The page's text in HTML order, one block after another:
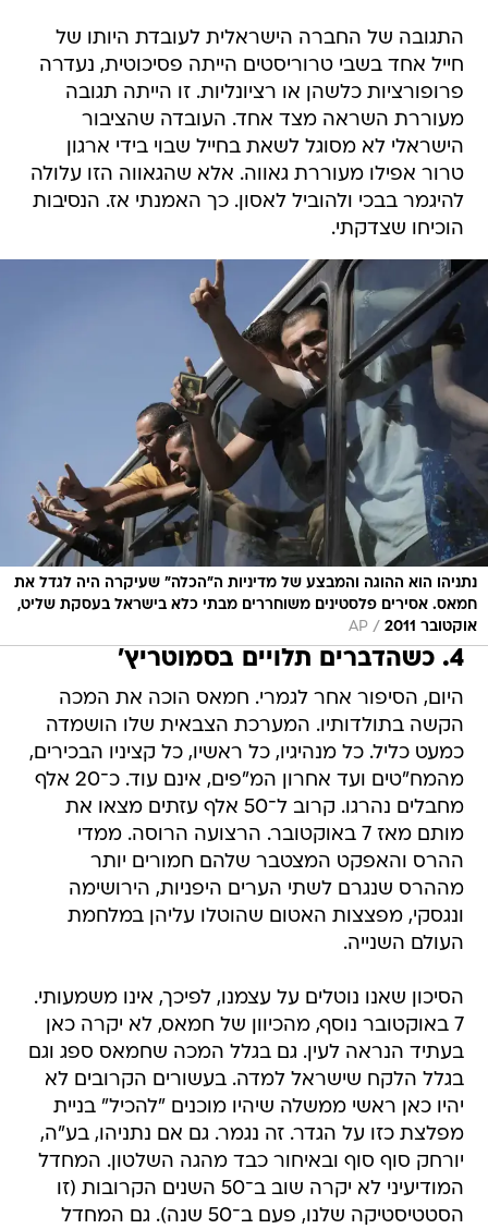
התגובה של החברה הישראלית לעובדת היותו של
חייל אחד בשבי טרוריסטים הייתה פסיכוטית, נעדרה
פרופורציות כלשהן או רציונליות. זו הייתה תגובה
מעוררת השראה מצד אחד. העובדה שהציבור
הישראלי לא מסוגל לשאת בחייל שבוי בידי ארגון
טרור אפילו מעוררת גאווה. אלא שהגאווה הזו עלולה
להיגמר בבכי ולהוביל לאסון. כך האמנתי אז. הנסיבות
הוכיחו שצדקתי.
נתניהו הוא ההוגה והמבצע של מדיניות ה"הכלה" שעיקרה היה לגדל את
חמאס. אסירים פלסטינים משוחררים מבתי כלא בישראל בעסקת שליט,
אוקטובר 2011
/
AP
4. כשהדברים תלויים בסמוטריץ'
היום, הסיפור אחר לגמרי. חמאס הוכה את המכה
הקשה בתולדותיו. המערכת הצבאית שלו הושמדה
כמעט כליל. כל מנהיגיו, כל ראשיו, כל קציניו הבכירים,
מהמח"טים ועד אחרון המ"פים, אינם עוד. כ־20 אלף
מחבלים נהרגו. קרוב ל־50 אלף עזתים מצאו את
מותם מאז 7 באוקטובר. הרצועה הרוסה. ממדי
ההרס והאפקט המצטבר שלהם חמורים יותר
מההרס שנגרם לשתי הערים היפניות, הירושימה
ונגסקי, מפצצות האטום שהוטלו עליהן במלחמת
העולם השנייה.
הסיכון שאנו נוטלים על עצמנו, לפיכך, אינו משמעותי.
7 באוקטובר נוסף, מהכיוון של חמאס, לא יקרה כאן
בעתיד הנראה לעין. גם בגלל המכה שחמאס ספג וגם
בגלל הלקח שישראל למדה. בעשורים הקרובים לא
יהיו כאן ראשי ממשלה שיהיו מוכנים "להכיל" בניית
מפלצת כזו על הגדר. זה נגמר. גם אם נתניהו, בע"ה,
יורחק סוף סוף ובאיחור כבד מהגה השלטון. המחדל
המודיעיני לא יקרה שוב ב־50 השנים הקרובות (זו
הסטטיסטיקה שלנו, פעם ב־50 שנה). גם המחדל